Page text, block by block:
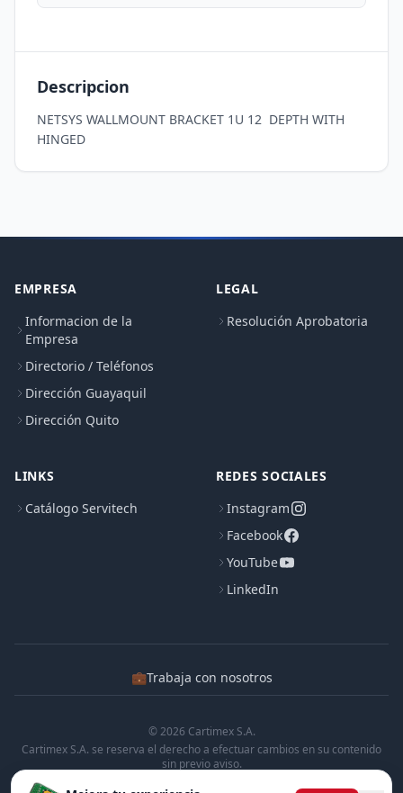
Descripcion
NETSYS WALLMOUNT BRACKET 1U 12  DEPTH WITH
HINGED
EMPRESA
Informacion de la
Empresa
Directorio / Teléfonos
Dirección Guayaquil
Dirección Quito
LEGAL
Resolución Aprobatoria
LINKS
Catálogo Servitech
REDES SOCIALES
Instagram
Facebook
YouTube
LinkedIn
💼Trabaja con nosotros
© 2026 Cartimex S.A.
Cartimex S.A. se reserva el derecho a efectuar cambios en su contenido
sin previo aviso.
Cartimex S.A. no manifiesta ni garantiza que la informacion contenida en